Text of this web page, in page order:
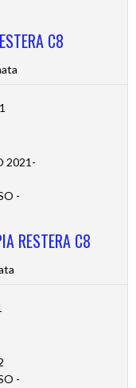
C8
2021-
-
RESTERA C8
-